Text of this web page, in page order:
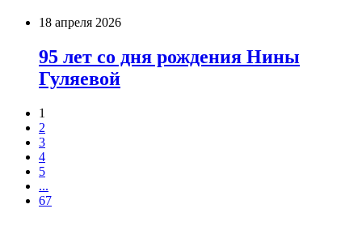
18 апреля 2026
95 лет со дня рождения Нины
Гуляевой
1
2
3
4
5
...
67